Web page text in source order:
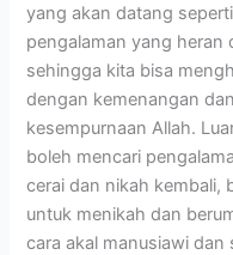
yang akan datang
pengalaman yang heran
sehingga kita bisa
dengan kemenangan
kesempurnaan Allah.
boleh mencari
cerai dan nikah kembali,
untuk menikah dan
cara akal manusiawi